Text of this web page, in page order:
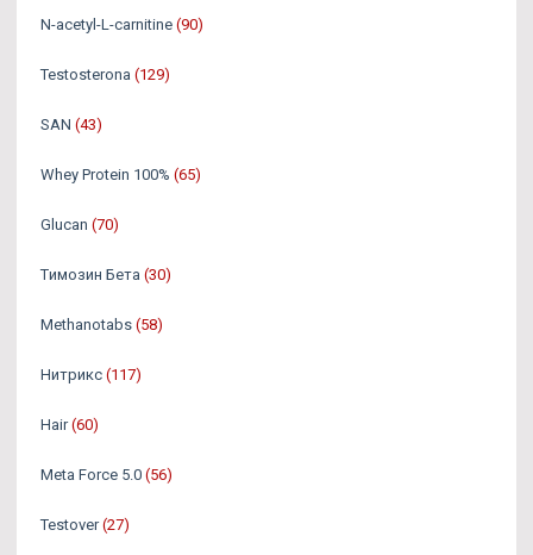
N-acetyl-L-carnitine (90)
Testosterona (129)
SAN (43)
Whey Protein 100% (65)
Glucan (70)
Tимозин Бета (30)
Methanotabs (58)
Нитрикс (117)
Hair (60)
Meta Force 5.0 (56)
Testover (27)